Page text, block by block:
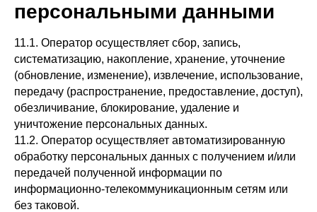
персональными данными
11.1. Оператор осуществляет сбор, запись,
систематизацию, накопление, хранение, уточнение
(обновление, изменение), извлечение, использование,
передачу (распространение, предоставление, доступ),
обезличивание, блокирование, удаление и
уничтожение персональных данных.
11.2. Оператор осуществляет автоматизированную
обработку персональных данных с получением и/или
передачей полученной информации по
информационно-телекоммуникационным сетям или
без таковой.